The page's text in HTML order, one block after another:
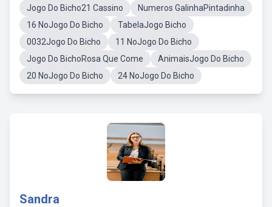
Jogo Do Bicho21 Cassino
Numeros GalinhaPintadinha
16 NoJogo Do Bicho
TabelaJogo Bicho
0032Jogo Do Bicho
11 NoJogo Do Bicho
Jogo Do BichoRosa Que Come
AnimaisJogo Do Bicho
20 NoJogo Do Bicho
24 NoJogo Do Bicho
Sandra